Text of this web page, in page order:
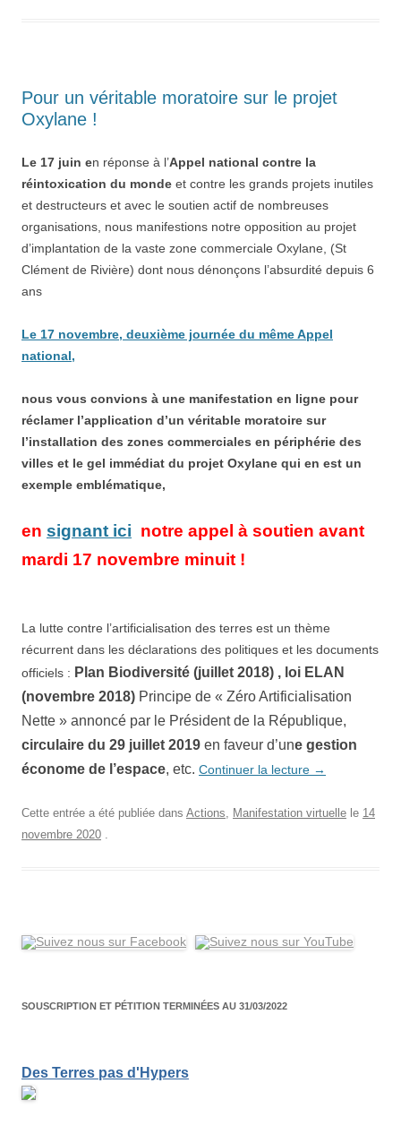
Pour un véritable moratoire sur le projet
Oxylane !
Le 17 juin en réponse à l’Appel national contre la
réintoxication du monde et contre les grands projets inutiles
et destructeurs et avec le soutien actif de nombreuses
organisations, nous manifestions notre opposition au projet
d’implantation de la vaste zone commerciale Oxylane, (St
Clément de Rivière) dont nous dénonçons l’absurdité depuis 6
ans
Le 17 novembre, deuxième journée du mêmeAppel
national,
nous vous convions à une manifestation en ligne pour
réclamerl’application d’un véritable moratoire sur
l’installation des zones commerciales en périphérie des
villes et le gel immédiat du projet Oxylane qui en est un
exemple emblématique,
en signant ici notre appel à soutien avant
mardi 17 novembre minuit !
La lutte contre l’artificialisation des terres est un thème
récurrent dans les déclarations des politiques et les documents
officiels : Plan Biodiversité (juillet 2018) , loi ELAN
(novembre 2018) Principe de « ZéroArtificialisation
Nette » annoncé par le Président de la République,
circulaire du 29 juillet 2019 en faveur d’une gestion
économe de l’espace, etc. Continuer la lecture →
Cette entrée a été publiée dans Actions, Manifestation virtuelle le 14
novembre 2020 .
SOUSCRIPTION ET PÉTITION TERMINÉES AU 31/03/2022
Des Terres pas d'Hypers